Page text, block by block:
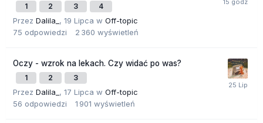
1 2 3 4
Przez Dalila_ , 19 Lipca w Off-topic
75 odpowiedzi 2 360 wyświetleń
Oczy - wzrok na lekach. Czy widać po was?
1 2 3
Przez Dalila_ , 17 Lipca w Off-topic
56 odpowiedzi 1 901 wyświetleń